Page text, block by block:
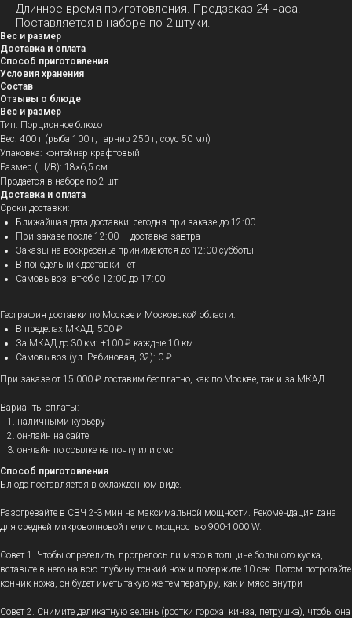
Длинное время приготовления. Предзаказ 24 часа.
Поставляется в наборе по 2 штуки.
Вес и размер
Доставка и оплата
Способ приготовления
Условия хранения
Состав
Отзывы о блюде
Вес и размер
Тип: Порционное блюдо
Вес: 400 г (рыба 100 г, гарнир 250 г, соус 50 мл)
Упаковка: контейнер крафтовый
Размер (Ш/В): 18×6,5 см
Продается в наборе по 2 шт
Доставка и оплата
Сроки доставки:
Ближайшая дата доставки: сегодня при заказе до 12:00
При заказе после 12:00 — доставка завтра
Заказы на воскресенье принимаются до 12:00 субботы
В понедельник доставки нет
Самовывоз: вт-сб с 12:00 до 17:00
География доставки по Москве и Московской области:
В пределах МКАД: 500 ₽
За МКАД до 30 км: +100 ₽ каждые 10 км
Самовывоз (ул. Рябиновая, 32): 0 ₽
При заказе от 15 000 ₽ доставим бесплатно, как по Москве, так и за МКАД.
Варианты оплаты:
наличными курьеру
он-лайн на сайте
он-лайн по ссылке на почту или смс
Способ приготовления
Блюдо поставляется в охлажденном виде.
Разогревайте в СВЧ 2-3 мин на максимальной мощности. Рекомендация дана
для средней микроволновой печи с мощностью 900-1000 W.
Совет 1. Чтобы определить, прогрелось ли мясо в толщине большого куска,
вставьте в него на всю глубину тонкий нож и подержите 10 сек. Потом потрогайте
кончик ножа, он будет иметь такую же температуру, как и мясо внутри
Совет 2. Снимите деликатную зелень (ростки гороха, кинза, петрушка), чтобы она